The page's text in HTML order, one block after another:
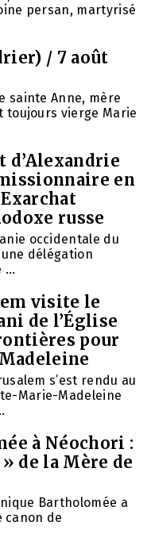
persan, martyrisé
/ 7 août
sainte Anne, mère
toujours vierge Marie
d’Alexandrie
en
russe
occidentale du
délégation
...
visite le
de l’Église
pour
s’est rendu au
Marie-Madeleine
à Néochori :
de la Mère de
Bartholomée a
canon de